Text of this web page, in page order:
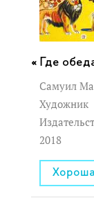
Где
Самуил
Художник
2018